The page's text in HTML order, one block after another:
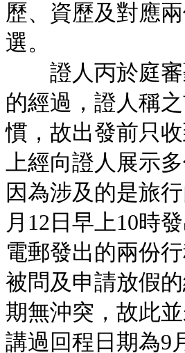
歷、資歷及對應
選。
證人丙於庭審
的經過，證人稱
慣，故出發前只
上經向證人展示
因為涉及的是旅
月12日早上10時
電郵發出的兩份
被問及申請放假
期無沖突，故此
講過回程日期為9